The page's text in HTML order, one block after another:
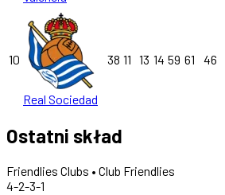
10
Real Sociedad
38 11 13 14 59 61 46
Ostatni skład
Friendlies Clubs • Club Friendlies
4-2-3-1